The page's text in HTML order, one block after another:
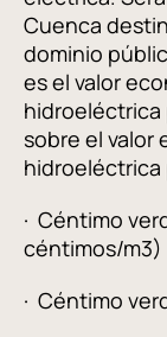
Cuenca
dominio
es el valor
hidroeléctrica
sobre el valor
hidroeléctrica
· Céntimo
céntimos/m3)
· Céntimo